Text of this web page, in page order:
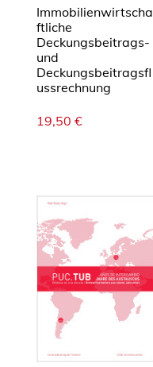
Immobilienwirtscha
ftliche
Deckungsbeitrags-
und
Deckungsbeitragsfl
ussrechnung
19,50 €